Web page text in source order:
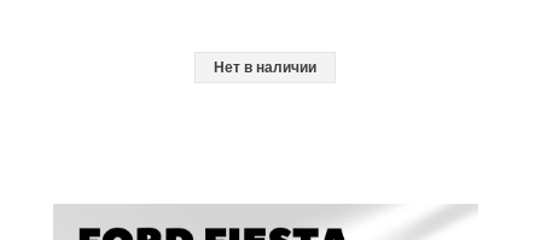
Нет в наличии